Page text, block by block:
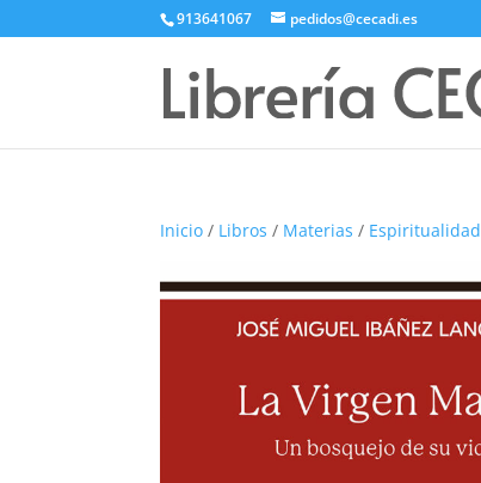
913641067 pedidos@cecadi.es
Inicio / Libros / Materias / Espiritualidad